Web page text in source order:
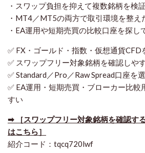
・スワップ負担を抑えて複数銘柄を検
・MT4／MT5の両方で取引環境を整え
・EA運用や短期売買の比較口座を探し
✅ FX・ゴールド・指数・仮想通貨CFD
✅ スワップフリー対象銘柄を確認しや
✅ Standard／Pro／Raw Spread口座を
✅ EA運用・短期売買・ブローカー比較
すい
➡ ［スワップフリー対象銘柄を確認す
はこちら］
紹介コード：tqcq720lwf